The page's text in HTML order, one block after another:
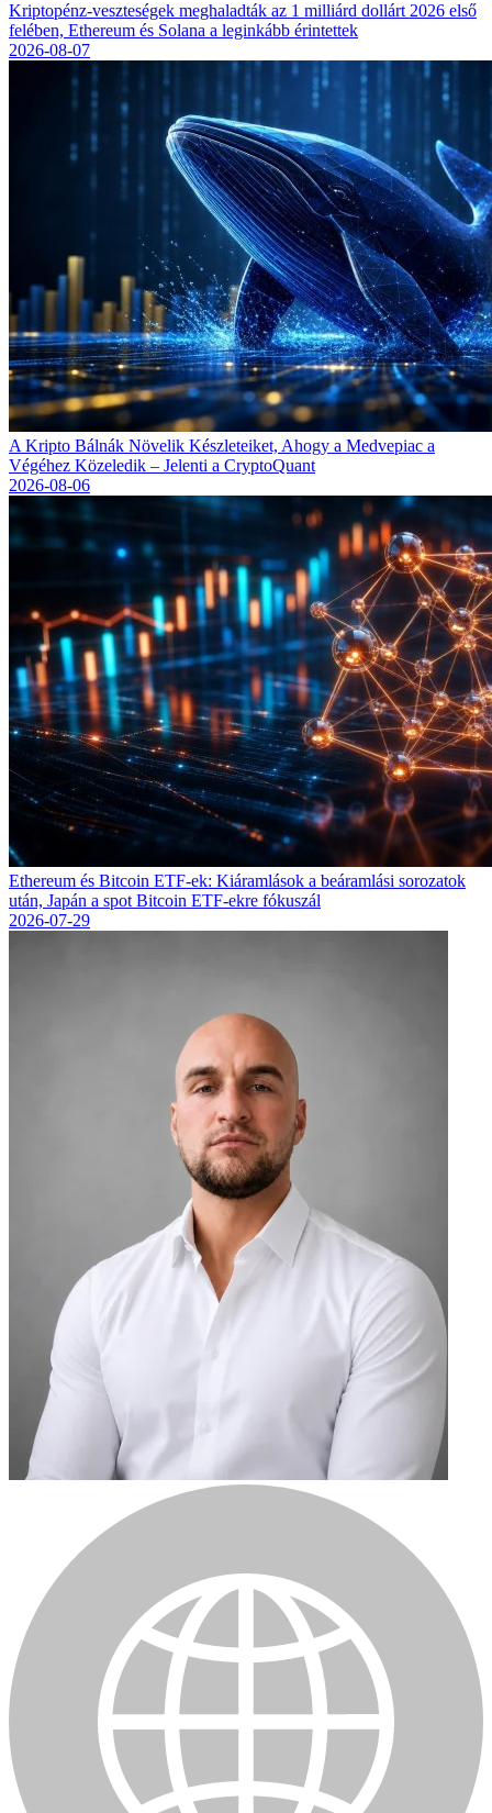
Kriptopénz-veszteségek meghaladták az 1 milliárd dollárt 2026 első
felében, Ethereum és Solana a leginkább érintettek
2026-08-07
A Kripto Bálnák Növelik Készleteiket, Ahogy a Medvepiac a
Végéhez Közeledik – Jelenti a CryptoQuant
2026-08-06
Ethereum és Bitcoin ETF-ek: Kiáramlások a beáramlási sorozatok
után, Japán a spot Bitcoin ETF-ekre fókuszál
2026-07-29